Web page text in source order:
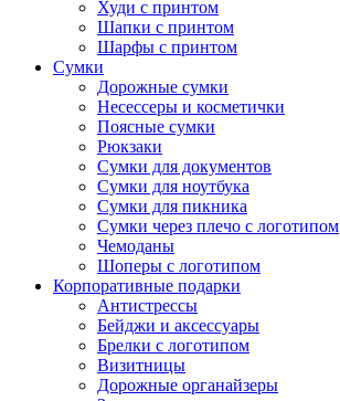
Худи с принтом
Шапки с принтом
Шарфы с принтом
Сумки
Дорожные сумки
Несессеры и косметички
Поясные сумки
Рюкзаки
Сумки для документов
Сумки для ноутбука
Сумки для пикника
Сумки через плечо с логотипом
Чемоданы
Шоперы с логотипом
Корпоративные подарки
Антистрессы
Бейджи и аксессуары
Брелки с логотипом
Визитницы
Дорожные органайзеры